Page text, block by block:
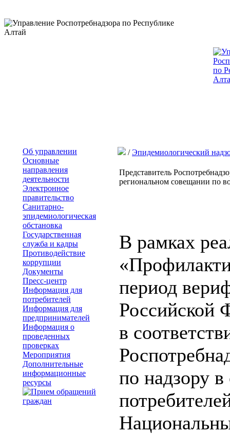
Об управлении
Основные
направления
деятельности
Электронное
правительство
Санитарно-
эпидемиологическая
обстановка
Государственная
служба и кадры
Противодействие
коррупции
Документы
Пресс-центр
Информация для
потребителей
Информация для
предпринимателей
Информация о
проведенных
проверках
Мероприятия
Дополнительные
информационные
ресурсы
/Эпидемиологический
Представитель
региональном совещании по
В рамках
период
Российской
в
по надзору